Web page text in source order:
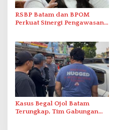
RSBP Batam dan BPOM
Perkuat Sinergi Pengawasan
Kasus Begal Ojol Batam
Terungkap, Tim Gabungan